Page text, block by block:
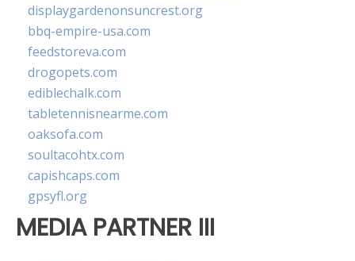
displaygardenonsuncrest.org
bbq-empire-usa.com
feedstoreva.com
drogopets.com
ediblechalk.com
tabletennisnearme.com
oaksofa.com
soultacohtx.com
capishcaps.com
gpsyfl.org
MEDIA PARTNER III